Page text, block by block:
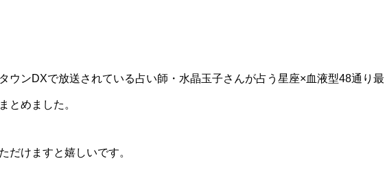
ウンDXで放送されている占い師・水晶玉子さんが占う星座×血液型48通り最
とめました。
だけますと嬉しいです。